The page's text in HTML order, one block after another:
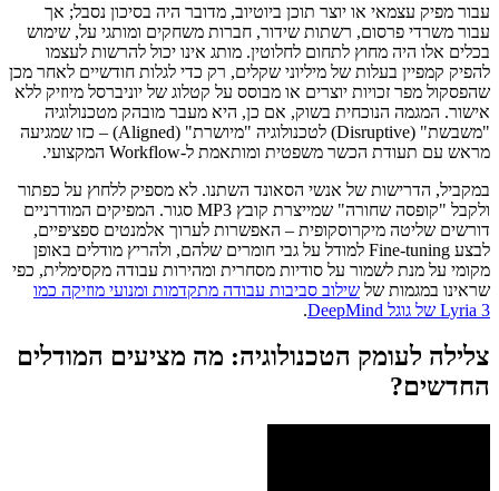
עבור מפיק עצמאי או יוצר תוכן ביוטיוב, מדובר היה בסיכון נסבל; אך
עבור משרדי פרסום, רשתות שידור, חברות משחקים ומותגי על, שימוש
בכלים אלו היה מחוץ לתחום לחלוטין. מותג אינו יכול להרשות לעצמו
להפיק קמפיין בעלות של מיליוני שקלים, רק כדי לגלות חודשיים לאחר מכן
שהפסקול מפר זכויות יוצרים או מבוסס על קטלוג של יוניברסל מיוזיק ללא
אישור. המגמה הנוכחית בשוק, אם כן, היא מעבר מובהק מטכנולוגיה
"משבשת" (Disruptive) לטכנולוגיה "מיושרת" (Aligned) – כזו שמגיעה
מראש עם תעודת הכשר משפטית ומותאמת ל-Workflow המקצועי.
במקביל, הדרישות של אנשי הסאונד השתנו. לא מספיק ללחוץ על כפתור
ולקבל "קופסה שחורה" שמייצרת קובץ MP3 סגור. המפיקים המודרניים
דורשים שליטה מיקרוסקופית – האפשרות לערוך אלמנטים ספציפיים,
לבצע Fine-tuning למודל על גבי חומרים שלהם, ולהריץ מודלים באופן
מקומי על מנת לשמור על סודיות מסחרית ומהירות עבודה מקסימלית, כפי
שראינו במגמות של שילוב סביבות עבודה מתקדמות ומנועי מוזיקה כמו
Lyria 3 של גוגל DeepMind
.
צלילה לעומק הטכנולוגיה: מה מציעים המודלים
החדשים?